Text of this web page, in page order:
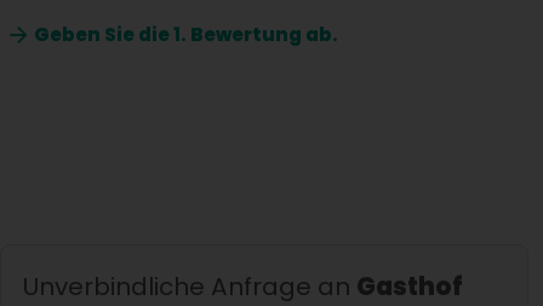
Geben Sie die1. Bewertung ab.
Unverbindliche Anfrage an Gasthof